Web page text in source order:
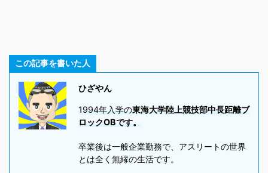
この記事を書いた人
ひざやん
1994年入学の東海大学陸上競技部中長距離ブ
ロックOBです。
卒業後は一般企業勤務で、アスリートの世界
とは全く無縁の生活です。